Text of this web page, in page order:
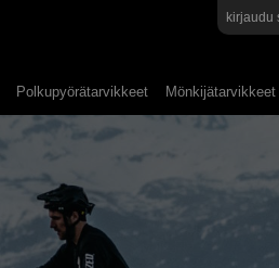
kirjaudu
Polkupyörätarvikkeet Mönkijätarvikkeet